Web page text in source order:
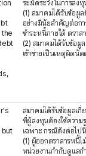
the
ระมัดระวังในการลง
(1) สมาคมได้รับข้อมู
อย่างมีนัยสำคัญต่อกา
ชำระหนี้ภายใต้ ตราส
(2) สมาคมได้รับข้อมู
เข้าข่ายเป็นเหตุผิดนั
but
สมาคมได้รับข้อมูลเกี่
ที่ผู้ลงทุนต้องใช้ความ
เฉพาะ กรณีดังต่อไปนี้
(1) ผู้ออกตราสารหนี้ไ
หน่วยงานกำกับดูแลก